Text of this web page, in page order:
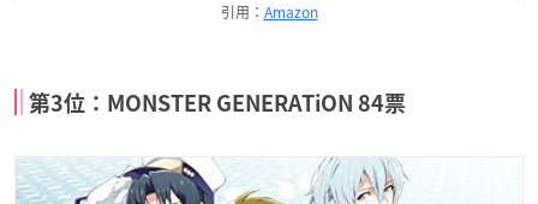
引用： Amazon
第3位：MONSTER GENERATiON 84票